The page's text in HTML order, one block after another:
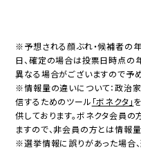
※予想される顔ぶれ・候補者の
日、確定の場合は投票日時点の
異なる場合がございますので予
※情報量の違いについて：政治
信するためのツール 「ボネクタ」
供しております。ボネクタ会員
ますので、非会員の方とは情報
※選挙情報に誤りがあった場合